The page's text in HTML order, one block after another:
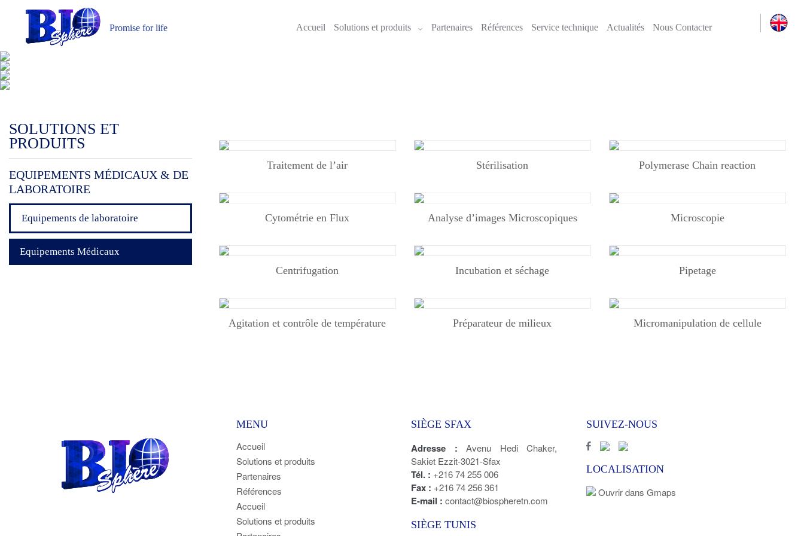
Promise for life Accueil Solutions et produits Partenaires Références Service technique Actualités Nous Contacter
SOLUTIONS ET
PRODUITS
EQUIPEMENTS MÉDICAUX & DE
LABORATOIRE
Equipements de laboratoire
Equipements Médicaux
Traitement de l’air Stérilisation Polymerase Chain reaction
Cytométrie en Flux Analyse d’images Microscopiques Microscopie
Centrifugation Incubation et séchage Pipetage
Agitation et contrôle de température Préparateur de milieux Micromanipulation de cellule
MENU
Accueil
Solutions et produits
Partenaires
Références
Accueil
Solutions et produits
SIÈGE SFAX
Adresse : Avenu Hedi Chaker,
Sakiet Ezzit-3021-Sfax
Tél. : +216 74 255 006
Fax : +216 74 256 361
E-mail : contact@biospheretn.com
SIÈGE TUNIS
SUIVEZ-NOUS
LOCALISATION
Ouvrir dans Gmaps